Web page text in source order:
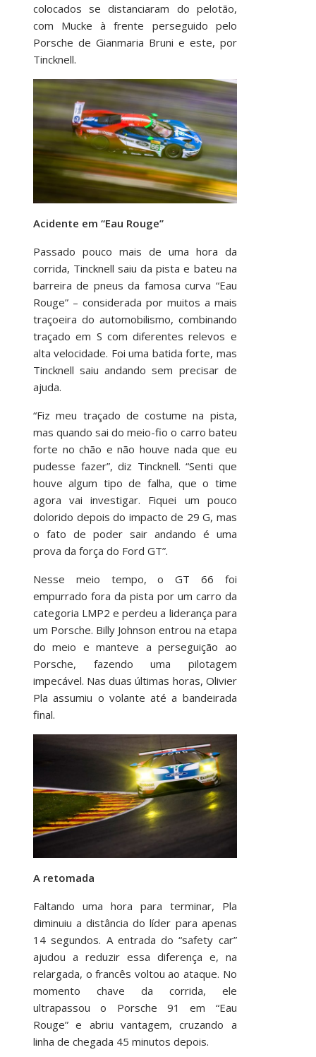
colocados se distanciaram do pelotão,
com Mucke à frente perseguido pelo
Porsche de Gianmaria Bruni e este, por
Tincknell.
Acidente em “Eau Rouge”
Passado pouco mais de uma hora da
corrida, Tincknell saiu da pista e bateu na
barreira de pneus da famosa curva “Eau
Rouge” – considerada por muitos a mais
traçoeira do automobilismo, combinando
traçado em S com diferentes relevos e
alta velocidade. Foi uma batida forte, mas
Tincknell saiu andando sem precisar de
ajuda.
“Fiz meu traçado de costume na pista,
mas quando sai do meio-fio o carro bateu
forte no chão e não houve nada que eu
pudesse fazer”, diz Tincknell. “Senti que
houve algum tipo de falha, que o time
agora vai investigar. Fiquei um pouco
dolorido depois do impacto de 29 G, mas
o fato de poder sair andando é uma
prova da força do Ford GT”.
Nesse meio tempo, o GT 66 foi
empurrado fora da pista por um carro da
categoria LMP2 e perdeu a liderança para
um Porsche. Billy Johnson entrou na etapa
do meio e manteve a perseguição ao
Porsche, fazendo uma pilotagem
impecável. Nas duas últimas horas, Olivier
Pla assumiu o volante até a bandeirada
final.
A retomada
Faltando uma hora para terminar, Pla
diminuiu a distância do líder para apenas
14 segundos. A entrada do “safety car”
ajudou a reduzir essa diferença e, na
relargada, o francês voltou ao ataque. No
momento chave da corrida, ele
ultrapassou o Porsche 91 em “Eau
Rouge” e abriu vantagem, cruzando a
linha de chegada 45 minutos depois.